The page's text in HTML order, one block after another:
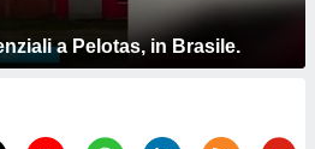
a Pelotas, in Brasile.